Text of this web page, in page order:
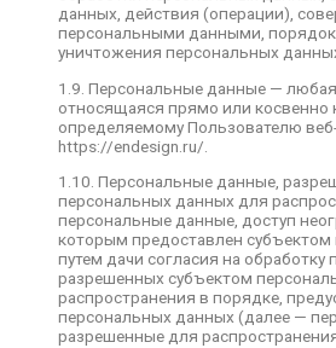
данных, действия (операции),
персональными данными, порядок
уничтожения персональных
1.9. Персональные данные —
относящаяся прямо или косвенно
определяемому Пользователю
https://endesign.ru/.
1.10. Персональные данные,
персональных данных для
персональные данные, доступ
которым предоставлен
путем дачи согласия на
разрешенных субъектом
распространения в порядке,
персональных данных (далее —
разрешенные для
распространения, — персональные
доступ неограниченного круга лиц
предоставлен субъектом
путем дачи согласия на обработку
данных, разрешенных субъектом
данных для распространения в
предусмотренном Законом о
данных (далее — персональные
разрешенные для
1.11. Пользователь — любой
сайта https://endesign.ru/.
1.12. Предоставление
действия, направленные на
персональных данных
определенному кругу лиц.